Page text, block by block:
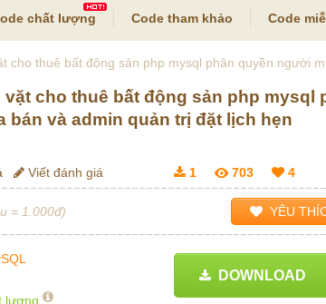
chất lượng Code tham khảo Code
cho thuê bất động sản php mysql phân quyền người
vặt cho thuê bất động sản php mysql
bán và admin quản trị đặt lịch hẹn
Viết đánh giá 1 703 4
= 1.000đ) YÊU
lượng
DOWNLOAD